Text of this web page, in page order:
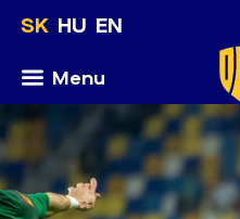
SK HU EN
Menu